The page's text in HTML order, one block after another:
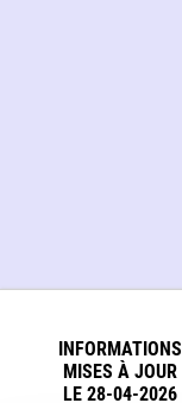
INFORMATIONS
MISES À JOUR
LE 28-04-2026